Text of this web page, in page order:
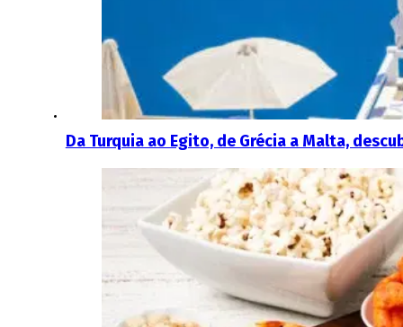
Da Turquia ao Egito, de Grécia a Malta,